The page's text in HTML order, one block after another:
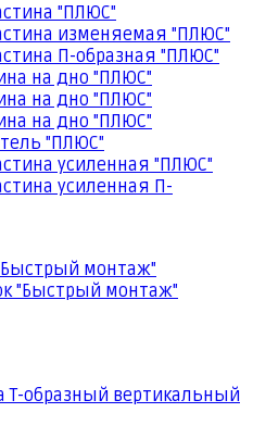
"ПЛЮС"
изменяемая "ПЛЮС"
П-образная "ПЛЮС"
на дно "ПЛЮС"
на дно "ПЛЮС"
на дно "ПЛЮС"
"ПЛЮС"
усиленная "ПЛЮС"
усиленная П-
монтаж"
"Быстрый монтаж"
образный вертикальный